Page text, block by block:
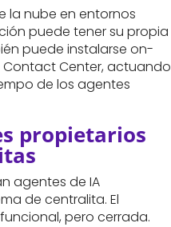
la nube en entornos
puede tener su propia
puede instalarse on-
Contact Center, actuando
de los agentes
propietarios
agentes de IA
de centralita. El
pero cerrada.